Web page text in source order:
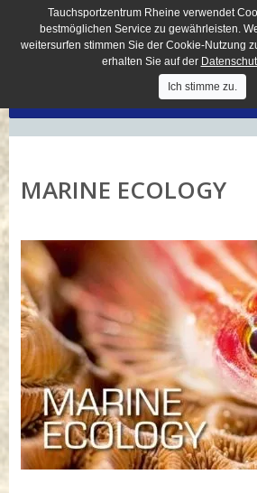
MENÜ
MARINE ECOLOGY
Tauchsportzentrum Rheine verwendet
bestmöglichen Service zu gewährleisten.
weitersurfen stimmen Sie der Cookie-Nutzung
erhalten Sie auf der
Ich stimme zu.